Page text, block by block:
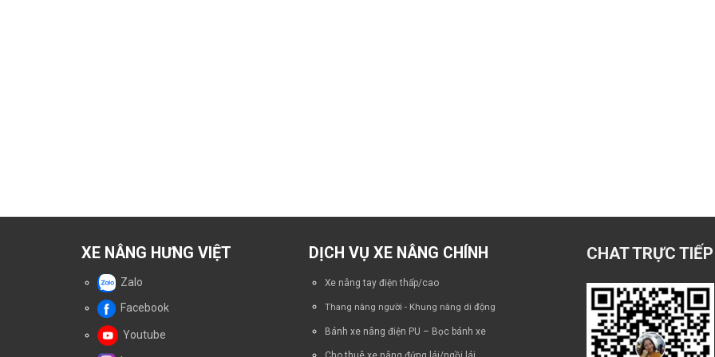
XE NÂNG HƯNG VIỆT
Zalo
Facebook
Youtube
DỊCH VỤ XE NÂNG CHÍNH
Xe nâng tay điện thấp/cao
Thang nâng người - Khung nâng di động
Bánh xe nâng điện PU – Bọc bánh xe
CHAT TRỰC TIẾP